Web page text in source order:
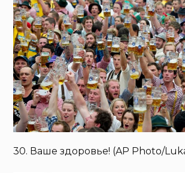
30. Ваше здоровье! (AP Photo/